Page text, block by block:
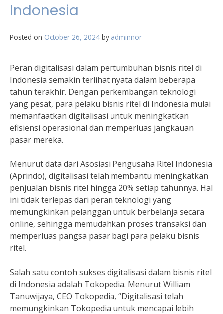
Indonesia
Posted on October 26, 2024 by adminnor
Peran digitalisasi dalam pertumbuhan bisnis ritel di
Indonesia semakin terlihat nyata dalam beberapa
tahun terakhir. Dengan perkembangan teknologi
yang pesat, para pelaku bisnis ritel di Indonesia mulai
memanfaatkan digitalisasi untuk meningkatkan
efisiensi operasional dan memperluas jangkauan
pasar mereka.
Menurut data dari Asosiasi Pengusaha Ritel Indonesia
(Aprindo), digitalisasi telah membantu meningkatkan
penjualan bisnis ritel hingga 20% setiap tahunnya. Hal
ini tidak terlepas dari peran teknologi yang
memungkinkan pelanggan untuk berbelanja secara
online, sehingga memudahkan proses transaksi dan
memperluas pangsa pasar bagi para pelaku bisnis
ritel.
Salah satu contoh sukses digitalisasi dalam bisnis ritel
di Indonesia adalah Tokopedia. Menurut William
Tanuwijaya, CEO Tokopedia, “Digitalisasi telah
memungkinkan Tokopedia untuk mencapai lebih